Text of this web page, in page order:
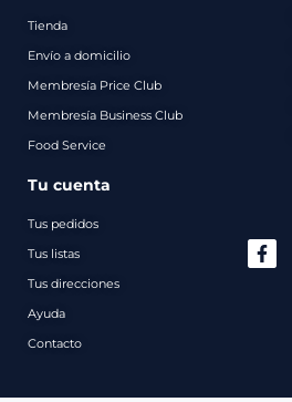
Tienda
Envío a domicilio
Membresía Price Club
Membresía Business Club
Food Service
Tu cuenta
Tus pedidos
Tus listas
Tus direcciones
Ayuda
Contacto